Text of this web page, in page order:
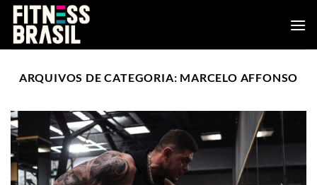
Skip
content
ARQUIVOS DE CATEGORIA: MARCELO AFFONSO